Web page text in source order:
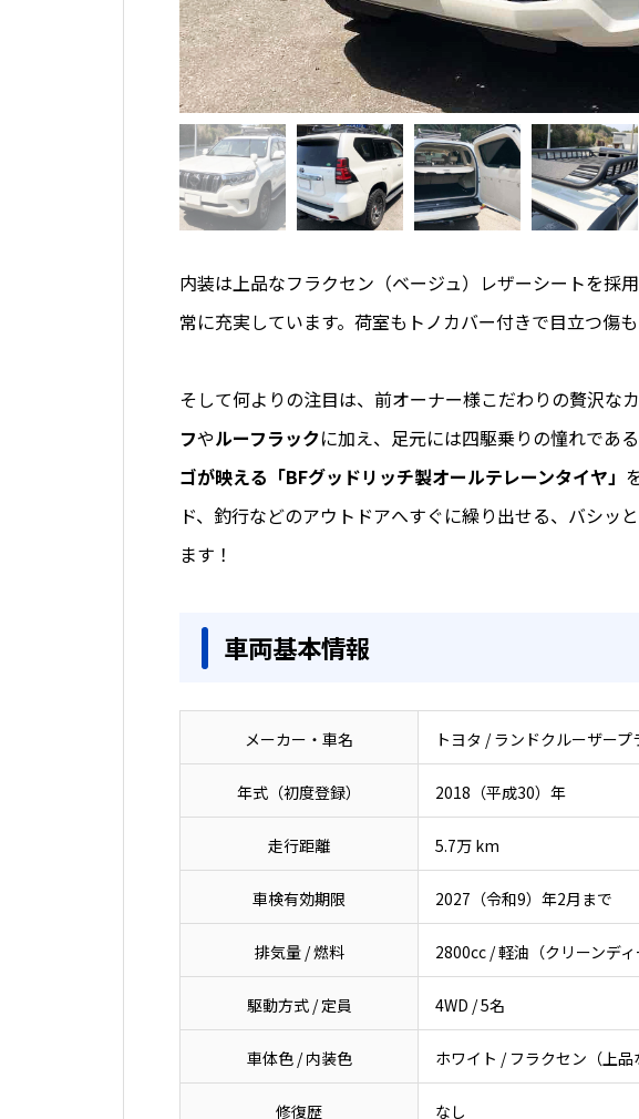
内装は上品なフラクセン（ベージュ）レザーシートを採
常に充実しています。荷室もトノカバー付きで目立つ傷
そして何よりの注目は、前オーナー様こだわりの贅沢な
フやルーフラックに加え、足元には四駆乗りの憧れであ
ゴが映える「BFグッドリッチ製オールテレーンタイヤ」
ド、釣行などのアウトドアへすぐに繰り出せる、バシッ
ます！
車両基本情報
メーカー・車名 トヨタ / ランドクルーザー
年式（初度登録） 2018（平成30）年
走行距離 5.7万 km
車検有効期限 2027（令和9）年2月まで
排気量 / 燃料 2800cc / 軽油（クリーンデ
駆動方式 / 定員 4WD / 5名
車体色 / 内装色 ホワイト / フラクセン（上
修復歴 なし